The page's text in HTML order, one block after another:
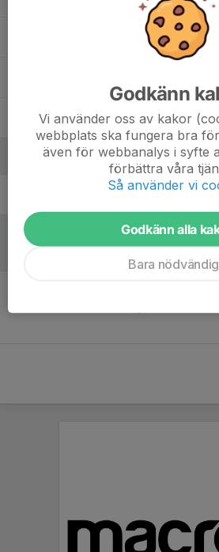
Victor B.
Ledare
Rodrigo RamosTränare
Godkänn
Vi använder oss av kakor
webbplats ska fungera bra
även för webbanalys i syfte
förbättra våra
Så använder vi
Godkänn alla
Bara